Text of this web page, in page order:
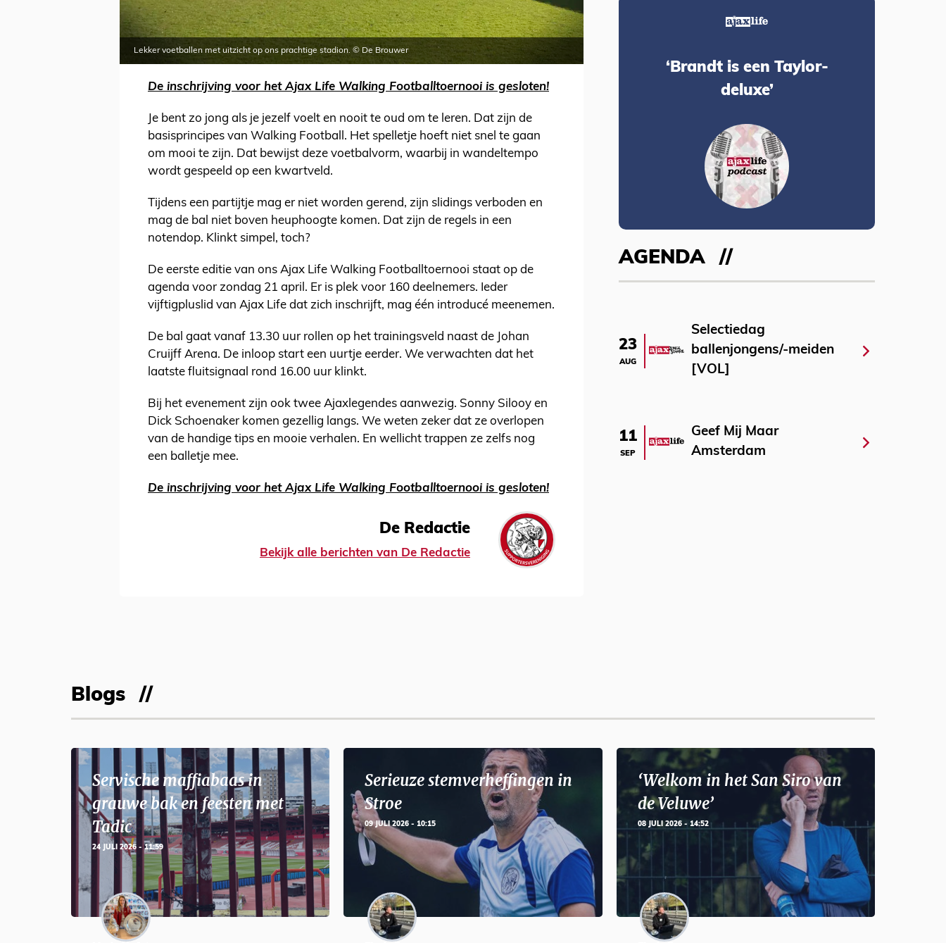
Lekker voetballen met uitzicht op ons prachtige stadion. © De Brouwer
De inschrijving voor het Ajax Life Walking Footballtoernooi is gesloten!
Je bent zo jong als je jezelf voelt en nooit te oud om te leren. Dat zijn de
basisprincipes van Walking Football. Het spelletje hoeft niet snel te gaan
om mooi te zijn. Dat bewijst deze voetbalvorm, waarbij in wandeltempo
wordt gespeeld op een kwartveld.
Tijdens een partijtje mag er niet worden gerend, zijn slidings verboden en
mag de bal niet boven heuphoogte komen. Dat zijn de regels in een
notendop. Klinkt simpel, toch?
De eerste editie van ons Ajax Life Walking Footballtoernooi staat op de
agenda voor zondag 21 april. Er is plek voor 160 deelnemers. Ieder
vijftigpluslid van Ajax Life dat zich inschrijft, mag één introducé meenemen.
De bal gaat vanaf 13.30 uur rollen op het trainingsveld naast de Johan
Cruijff Arena. De inloop start een uurtje eerder. We verwachten dat het
laatste fluitsignaal rond 16.00 uur klinkt.
Bij het evenement zijn ook twee Ajaxlegendes aanwezig. Sonny Silooy en
Dick Schoenaker komen gezellig langs. We weten zeker dat ze overlopen
van de handige tips en mooie verhalen. En wellicht trappen ze zelfs nog
een balletje mee.
De inschrijving voor het Ajax Life Walking Footballtoernooi is gesloten!
De Redactie
Bekijk alle berichten van De Redactie
‘Brandt is een Taylor-
deluxe’
AGENDA
23
AUG
Selectiedag
ballenjongens/-meiden
[VOL]
11
SEP
Geef Mij Maar
Amsterdam
Blogs
Servische maffiabaas in
grauwe bak en feesten met
Tadic
24 JULI 2026 - 11:59
Serieuze stemverheffingen in
Stroe
09 JULI 2026 - 10:15
‘Welkom in het San Siro van
de Veluwe’
08 JULI 2026 - 14:52